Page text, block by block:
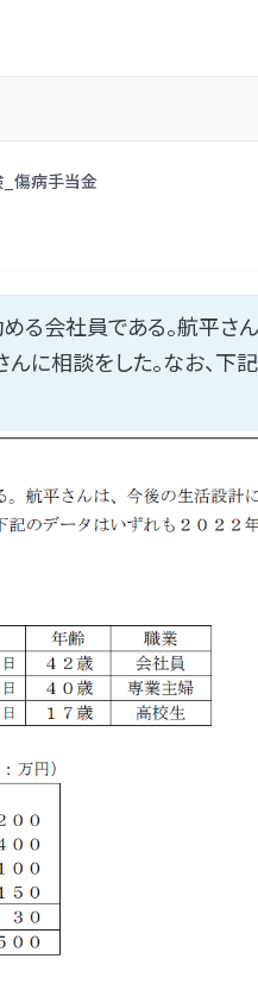
傷病手当金
会社員である。航平さ
に相談をした。なお、下